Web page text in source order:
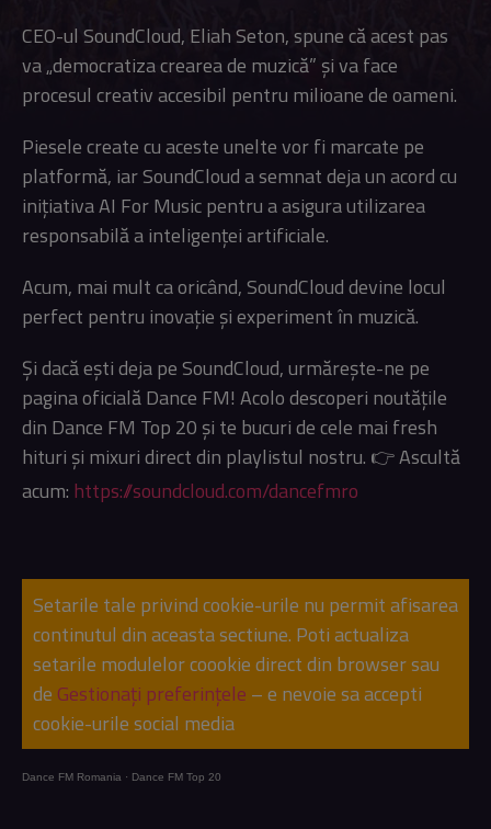
CEO-ul SoundCloud, Eliah Seton, spune că acest pas
va „democratiza crearea de muzică” și va face
procesul creativ accesibil pentru milioane de oameni.
Piesele create cu aceste unelte vor fi marcate pe
platformă, iar SoundCloud a semnat deja un acord cu
inițiativa AI For Music pentru a asigura utilizarea
responsabilă a inteligenței artificiale.
Acum, mai mult ca oricând, SoundCloud devine locul
perfect pentru inovație și experiment în muzică.
Și dacă ești deja pe SoundCloud, urmărește-ne pe
pagina oficială Dance FM! Acolo descoperi noutățile
din Dance FM Top 20 și te bucuri de cele mai fresh
hituri și mixuri direct din playlistul nostru. 👉 Ascultă
acum: https://soundcloud.com/dancefmro
Setarile tale privind cookie-urile nu permit afisarea
continutul din aceasta sectiune. Poti actualiza
setarile modulelor coookie direct din browser sau
de Gestionați preferințele – e nevoie sa accepti
cookie-urile social media
Dance FM Romania · Dance FM Top 20